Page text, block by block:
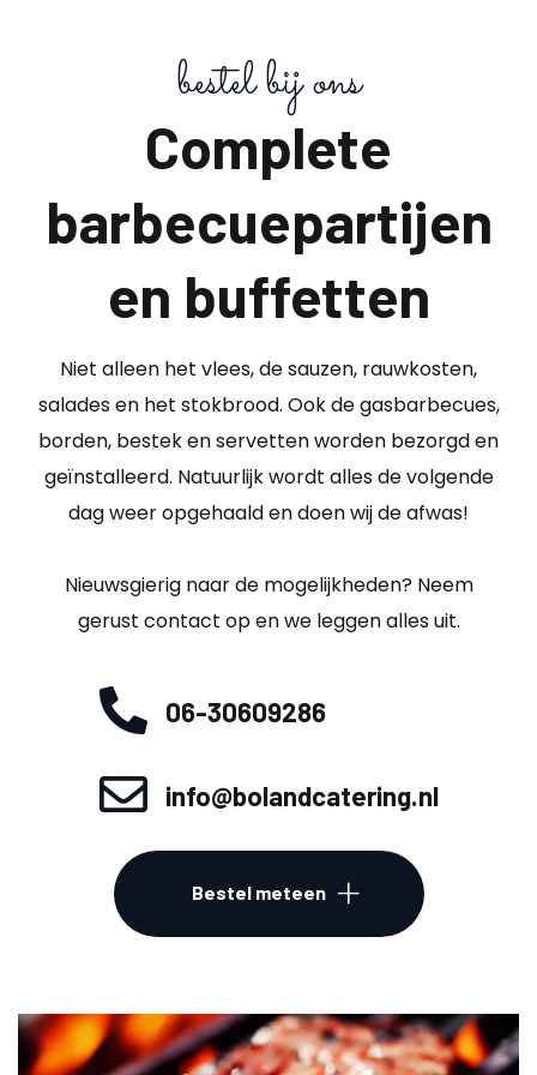
bestel bij ons
Complete
barbecuepartijen
en buffetten
Niet alleen het vlees, de sauzen, rauwkosten,
salades en het stokbrood. Ook de gasbarbecues,
borden, bestek en servetten worden bezorgd en
geïnstalleerd. Natuurlijk wordt alles de volgende
dag weer opgehaald en doen wij de afwas!
Nieuwsgierig naar de mogelijkheden? Neem
gerust contact op en we leggen alles uit.
06-30609286
info@bolandcatering.nl
Bestel meteen